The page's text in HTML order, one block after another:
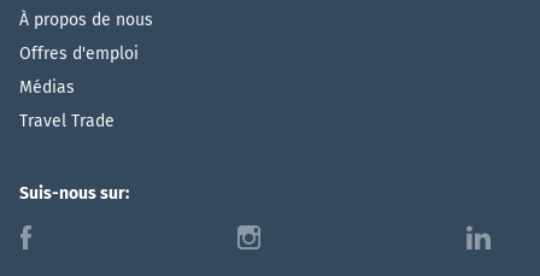
À propos de nous
Offres d'emploi
Médias
Travel Trade
Suis-nous sur:
f i l